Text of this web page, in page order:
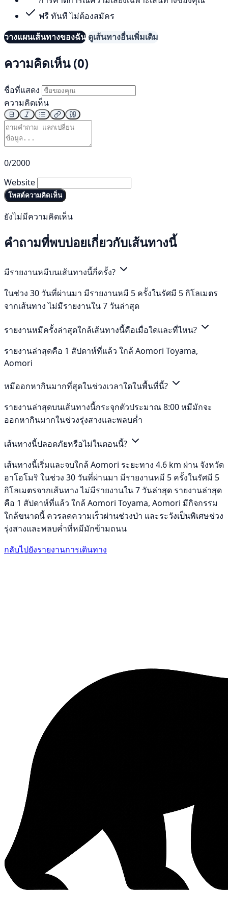
ฟรี ทันที ไม่ต้องสมัคร
วางแผนเส้นทางของฉัน ดูเส้นทางอื่นเพิ่มเติม
ความคิดเห็น (0)
ชื่อที่แสดง
ความคิดเห็น
0/2000
Website
โพสต์ความคิดเห็น
ยังไม่มีความคิดเห็น
คำถามที่พบบ่อยเกี่ยวกับเส้นทางนี้
มีรายงานหมีบนเส้นทางนี้กี่ครั้ง?
ในช่วง 30 วันที่ผ่านมา มีรายงานหมี 5 ครั้งในรัศมี 5 กิโลเมตร
จากเส้นทาง ไม่มีรายงานใน 7 วันล่าสุด
รายงานหมีครั้งล่าสุดใกล้เส้นทางนี้คือเมื่อใดและที่ไหน?
รายงานล่าสุดคือ 1 สัปดาห์ที่แล้ว ใกล้ Aomori Toyama,
Aomori
หมีออกหากินมากที่สุดในช่วงเวลาใดในพื้นที่นี้?
รายงานล่าสุดบนเส้นทางนี้กระจุกตัวประมาณ 8:00 หมีมักจะ
ออกหากินมากในช่วงรุ่งสางและพลบค่ำ
เส้นทางนี้ปลอดภัยหรือไม่ในตอนนี้?
เส้นทางนี้เริ่มและจบใกล้ Aomori ระยะทาง 4.6 km ผ่าน จังหวัด
อาโอโมริ ในช่วง 30 วันที่ผ่านมา มีรายงานหมี 5 ครั้งในรัศมี 5
กิโลเมตรจากเส้นทาง ไม่มีรายงานใน 7 วันล่าสุด รายงานล่าสุด
คือ 1 สัปดาห์ที่แล้ว ใกล้ Aomori Toyama, Aomori มีกิจกรรม
ใกล้ขนาดนี้ ควรลดความเร็วผ่านช่วงป่า และระวังเป็นพิเศษช่วง
รุ่งสางและพลบค่ำที่หมีมักข้ามถนน
กลับไปยังรายงานการเดินทาง